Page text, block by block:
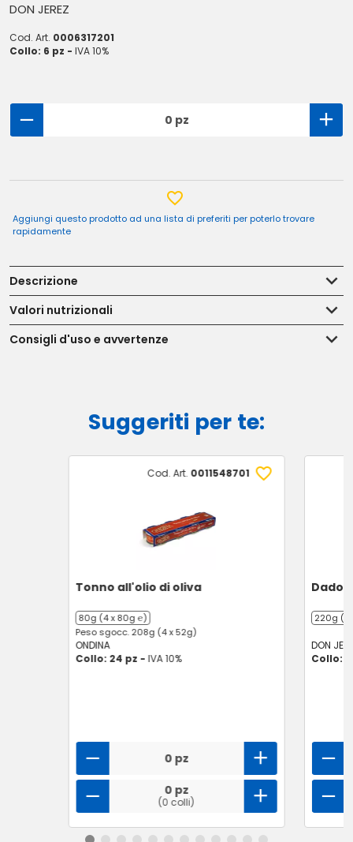
DON JEREZ
Cod. Art. 0006317201
Collo: 6 pz - IVA 10%
0 pz
Aggiungi questo prodotto ad una lista di preferiti per poterlo trovare
rapidamente
Descrizione
Valori nutrizionali
Consigli d'uso e avvertenze
Suggeriti per te:
Cod. Art. 0011548701
Tonno all'olio di oliva
80g (4 x 80g ℮)
Peso sgocc. 208g (4 x 52g)
ONDINA
Collo: 24 pz - IVA 10%
0 pz
0 pz
(0 colli)
Dado
220g
DON
Collo: